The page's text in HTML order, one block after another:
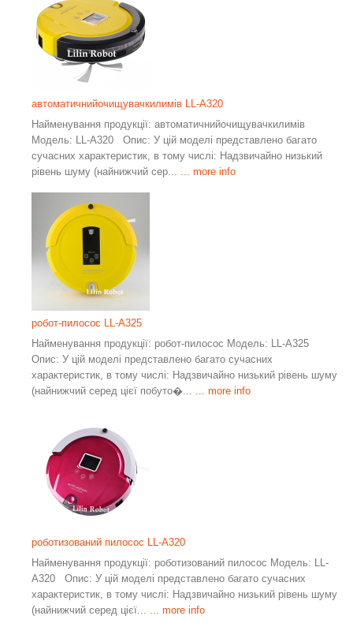
автоматичнийочищувачкилимів LL-A320
Найменування продукції: автоматичнийочищувачкилимів
Модель: LL-A320 Опис: У цій моделі представлено багато
сучасних характеристик, в тому числі: Надзвичайно низький
рівень шуму (найнижчий сер...
... more info
робот-пилосос LL-A325
Найменування продукції: робот-пилосос Модель: LL-A325
Опис: У цій моделі представлено багато сучасних
характеристик, в тому числі: Надзвичайно низький рівень шуму
(найнижчий серед цієї побуто�...
... more info
роботизований пилосос LL-A320
Найменування продукції: роботизований пилосос Модель: LL-
A320 Опис: У цій моделі представлено багато сучасних
характеристик, в тому числі: Надзвичайно низький рівень шуму
(найнижчий серед цієї...
... more info